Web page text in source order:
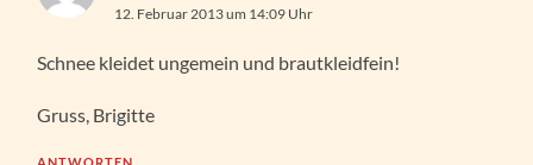
12. Februar 2013 um 14:09 Uhr
Schnee kleidet ungemein und brautkleidfein!
Gruss, Brigitte
ANTWORTEN